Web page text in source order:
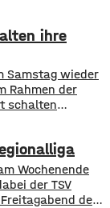
OCH für den
EBN für Ebern
ihre
Samstag wieder
Rahmen der
schalten
Beleuchtung
anderem
und
Wochenende
der TSV
den